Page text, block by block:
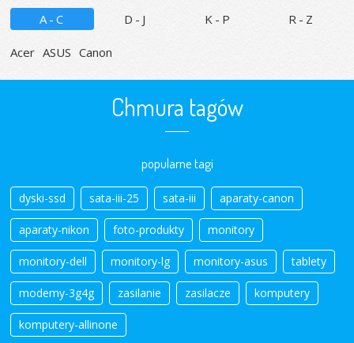
A-C D-J K-P R-Z
Acer ASUS Canon
Chmura tagów
popularne tagi
dyski-ssd sata-iii-25 sata-iii aparaty-canon
aparaty-nikon foto-produkty monitory
monitory-dell monitory-lg monitory-asus tablety
modemy-3g4g zasilanie zasilacze komputery
komputery-allinone